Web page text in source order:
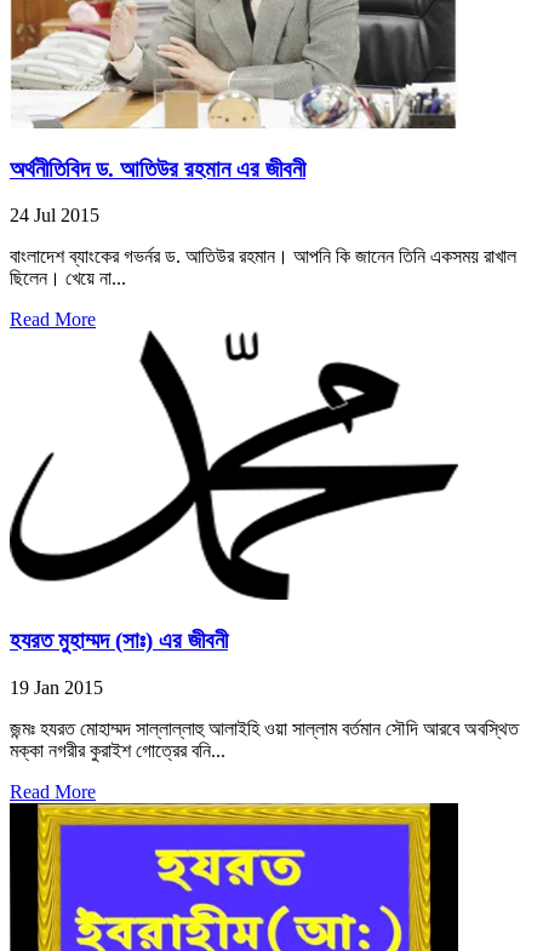
অর্থনীতিবিদ ড. আতিউর রহমান এর জীবনী
24 Jul 2015
বাংলাদেশ ব্যাংকের গভর্নর ড. আতিউর রহমান। আপনি কি জানেন তিনি একসময় রাখাল
ছিলেন। খেয়ে না...
Read More
হযরত মুহাম্মদ (সাঃ) এর জীবনী
19 Jan 2015
জন্মঃ হযরত মোহাম্মদ সাল্লাল্লাহু আলাইহি ওয়া সাল্লাম বর্তমান সৌদি আরবে অবস্থিত
মক্কা নগরীর কুরাইশ গোত্রের বনি...
Read More